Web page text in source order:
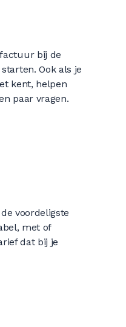
bij de
Ook als je
kent, helpen
paar vragen.
voordeligste
met of
dat bij je